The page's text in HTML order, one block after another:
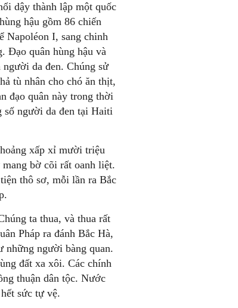
dậy thành lập một quốc
hậu gồm 86 chiến
Napoléon I, sang chinh
Đạo quân hùng hậu và
da đen. Chúng sử
tù nhân cho chó ăn thịt,
đạo quân này trong thời
số người da đen tại Haiti
xấp xỉ mười triệu
bờ cõi rất oanh liệt.
thô sơ, mỗi lần ra Bắc
ta thua, và thua rất
Pháp ra đánh Bắc Hà,
những người bàng quan.
đất xa xôi. Các chính
thuận dân tộc. Nước
sức tự vệ.